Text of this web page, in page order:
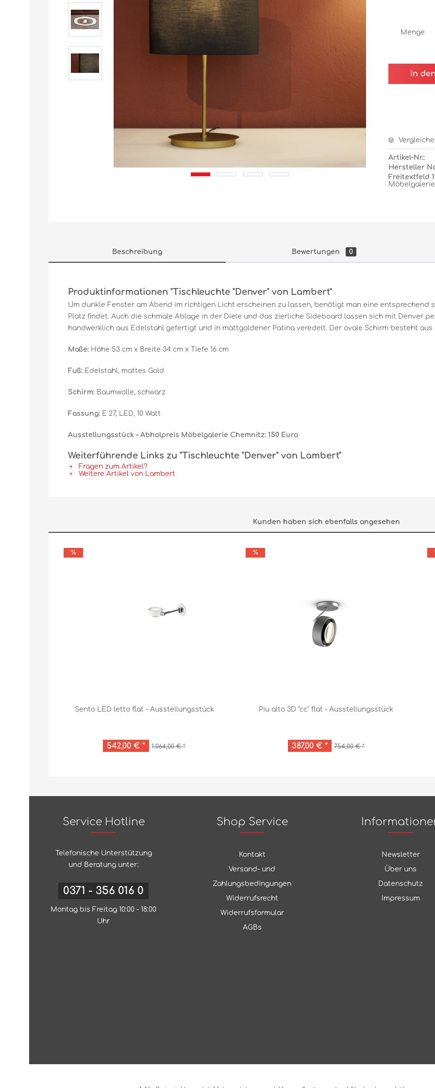
Menge
In den
Artikel-Nr.:
Hersteller
Freitextfeld
Möbelgalerie
Beschreibung Bewertungen 0
Produktinformationen "Tischleuchte "Denver" von Lambert"
Um dunkle Fenster am Abend im richtigen Licht erscheinen zu lassen, benötigt man eine entsprechend
Platz findet. Auch die schmale Ablage in der Diele und das zierliche Sideboard lassen sich mit Denver
handwerklich aus Edelstahl gefertigt und in mattgoldener Patina veredelt. Der ovale Schirm besteht aus
Maße: Höhe 53 cm x Breite 34 cm x Tiefe 16 cm
Fuß: Edelstahl, mattes Gold
Schirm: Baumwolle, schwarz
Fassung: E 27, LED, 10 Watt
Ausstellungsstück – Abholpreis Möbelgalerie Chemnitz: 150 Euro
Weiterführende Links zu "Tischleuchte "Denver" von Lambert"
Fragen zum Artikel?
Weitere Artikel von Lambert
Kunden haben sich ebenfalls angesehen
Sento LED letto flat - Ausstellungsstück
542,00 € * 1.064,00 € *
Piu alto 3D "cc" flat - Ausstellungsstück
387,00 € * 754,00 € *
Service Hotline
Telefonische Unterstützung
und Beratung unter:
0371 - 356 016 0
Montag bis Freitag 10:00 - 18:00
Uhr
Shop Service
Kontakt
Versand- und
Zahlungsbedingungen
Widerrufsrecht
Widerrufsformular
AGBs
Newsletter
Über uns
Datenschutz
Impressum